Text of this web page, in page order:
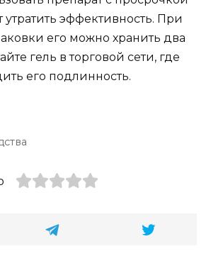
утратить эффективность. При
его можно хранить два
гель в торговой сети, где
его подлинность.